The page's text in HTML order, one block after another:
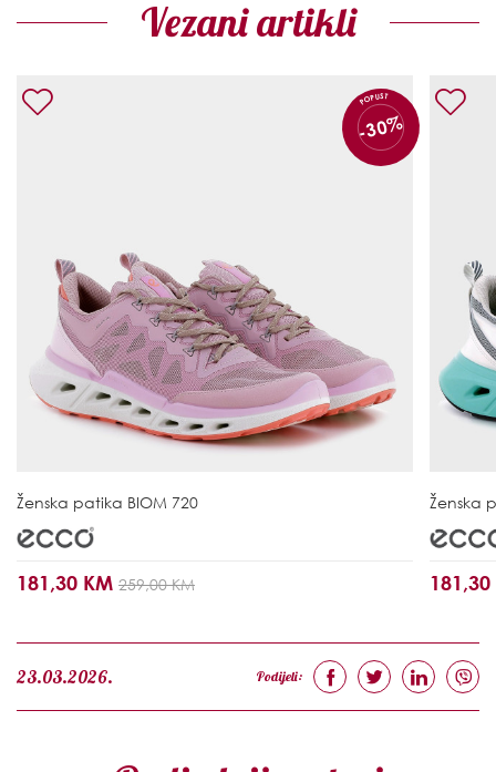
Vezani artikli
POPUST
-30%
Ženska patika BIOM 720
181,30 KM 259,00 KM
Ženska
23.03.2026. Podijeli: